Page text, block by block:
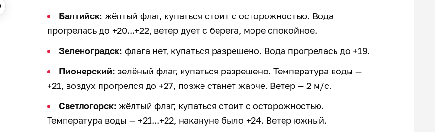
Балтийск: жёлтый флаг, купаться стоит с осторожностью. Вода
прогрелась до +20...+22, ветер дует с берега, море спокойное.
Зеленоградск: флага нет, купаться разрешено. Вода прогрелась до +19.
Пионерский: зелёный флаг, купаться разрешено. Температура воды —
+21, воздух прогрелся до +27, позже станет жарче. Ветер — 2 м/с.
Светлогорск: жёлтый флаг, купаться стоит с осторожностью.
Температура воды — +21...+22, накануне было +24. Ветер южный.